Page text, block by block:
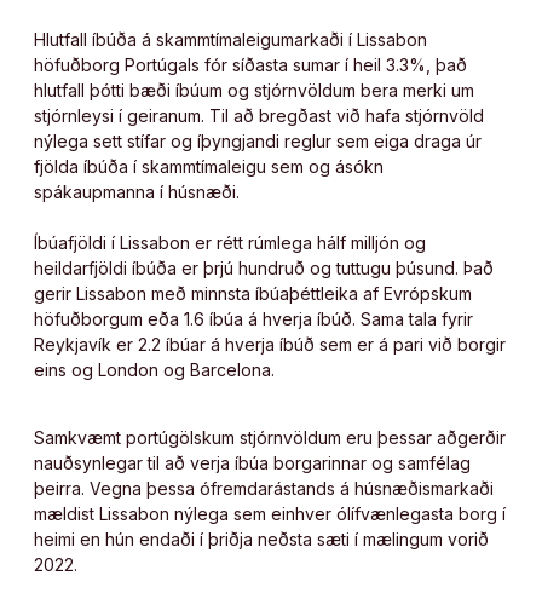
Hlutfall íbúða á skammtímaleigumarkaði í Lissabon
höfuðborg Portúgals fór síðasta sumar í heil 3.3%, það
hlutfall þótti bæði íbúum og stjórnvöldum bera merki um
stjórnleysi í geiranum. Til að bregðast við hafa stjórnvöld
nýlega sett stífar og íþyngjandi reglur sem eiga draga úr
fjölda íbúða í skammtímaleigu sem og ásókn
spákaupmanna í húsnæði.
Íbúafjöldi í Lissabon er rétt rúmlega hálf milljón og
heildarfjöldi íbúða er þrjú hundruð og tuttugu þúsund. Það
gerir Lissabon með minnsta íbúaþéttleika af Evrópskum
höfuðborgum eða 1.6 íbúa á hverja íbúð. Sama tala fyrir
Reykjavík er 2.2 íbúar á hverja íbúð sem er á pari við borgir
eins og London og Barcelona.
Samkvæmt portúgölskum stjórnvöldum eru þessar aðgerðir
nauðsynlegar til að verja íbúa borgarinnar og samfélag
þeirra. Vegna þessa ófremdarástands á húsnæðismarkaði
mældist Lissabon nýlega sem einhver ólífvænlegasta borg í
heimi en hún endaði í þriðja neðsta sæti í mælingum vorið
2022.